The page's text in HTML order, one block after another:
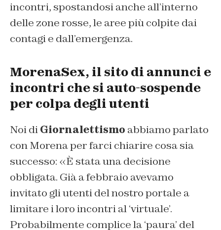
incontri, spostandosi anche all’interno
delle zone rosse, le aree più colpite dai
contagi e dall’emergenza.
MorenaSex, il sito di annunci e
incontri che si auto-sospende
per colpa degli utenti
Noi diGiornalettismo abbiamo parlato
con Morena per farci chiarire cosa sia
successo: «È stata una decisione
obbligata. Già a febbraio avevamo
invitato gli utenti del nostro portale a
limitare i loro incontri al ‘virtuale’.
Probabilmente complice la ‘paura’ del